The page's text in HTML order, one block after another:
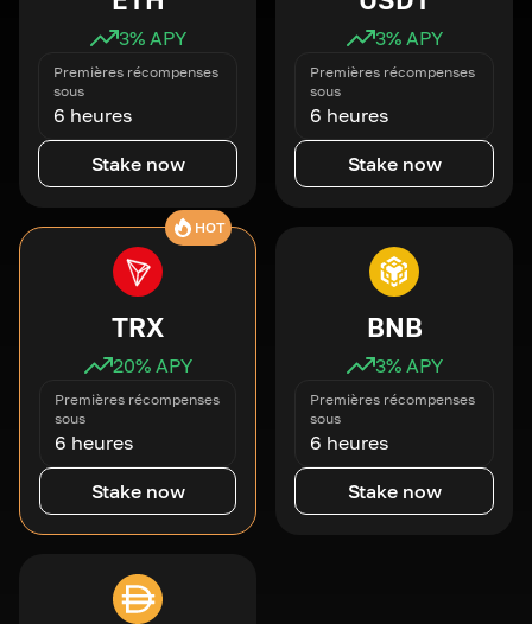
3% APY
Premières récompenses
sous
6 heures
Stake now
3% APY
Premières récompenses
sous
6 heures
Stake now
HOT
TRX
20% APY
Premières récompenses
sous
6 heures
Stake now
BNB
3% APY
Premières récompenses
sous
6 heures
Stake now